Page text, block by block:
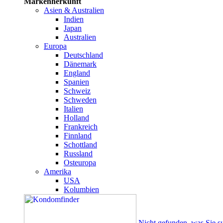
Asien & Australien
Indien
Japan
Australien
Europa
Deutschland
Dänemark
England
Spanien
Schweiz
Schweden
Italien
Holland
Frankreich
Finnland
Schottland
Russland
Osteuropa
Amerika
USA
Kolumbien